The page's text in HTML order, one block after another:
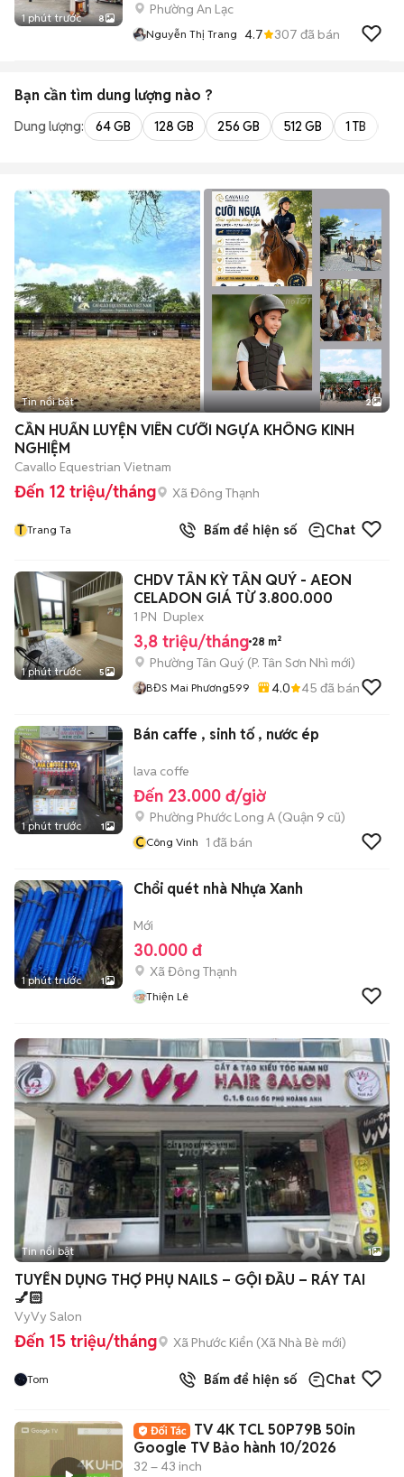
1 phút trước 8
Phường An Lạc
Nguyễn Thị Trang 4.7 307 đã bán
Bạn cần tìm dung lượng nào ?
Dung lượng: 64 GB 128 GB 256 GB 512 GB 1 TB
Tin nổi bật 2
CẦN HUẤN LUYỆN VIÊN CƯỠI NGỰA KHÔNG KINH
NGHIỆM
Cavallo Equestrian Vietnam
Đến 12 triệu/tháng Xã Đông Thạnh
T Trang Ta Bấm để hiện số Chat
1 phút trước 5
CHDV TÂN KỲ TÂN QUÝ - AEON
CELADON GIÁ TỪ 3.800.000
1 PN Duplex
3,8 triệu/tháng 28 m²
Phường Tân Quý (P. Tân Sơn Nhì mới)
BĐS Mai Phương599 4.0 45 đã bán
1 phút trước 1
Bán caffe , sinh tố , nước ép
lava coffe
Đến 23.000 đ/giờ
Phường Phước Long A (Quận 9 cũ)
CCông Vinh 1 đã bán
1 phút trước 1
Chổi quét nhà Nhựa Xanh
Mới
30.000 đ
Xã Đông Thạnh
Thiện Lê
Tin nổi bật 1
TUYỂN DỤNG THỢ PHỤ NAILS – GỘI ĐẦU – RÁY TAI
💅🏻
VyVy Salon
Đến 15 triệu/tháng Xã Phước Kiển (Xã Nhà Bè mới)
Tom Bấm để hiện số Chat
TV 4K TCL 50P79B 50in
Google TV Bảo hành 10/2026
32 – 43 inch